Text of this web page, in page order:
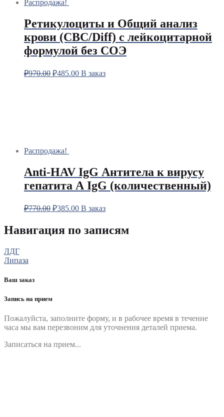
Распродажа!
Ретикулоциты и Общий анализ
крови (CBC/Diff) с лейкоцитарной
формулой без СОЭ
₽970.00 ₽485.00 В заказ
Распродажа!
Anti-HAV IgG Антитела к вирусу
гепатита А IgG (количественный)
₽770.00 ₽385.00 В заказ
Навигация по записям
ЛДГ
Липаза
Ваш заказ
Запись на прием
Пожалуйста, заполните форму, и в рабочее время в течение
часа мы вам перезвоним для уточнения деталей приема.
Записаться на прием...